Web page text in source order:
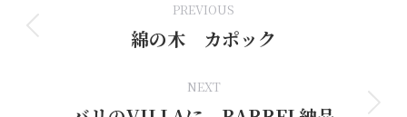
navigation
PREVIOUS
Previous
綿の木 カポック
NEXT